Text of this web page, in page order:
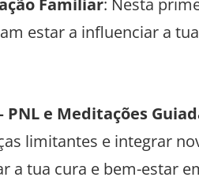
estar a influenciar a
PNL e Meditações
limitantes e integrar
a tua cura e bem-estar